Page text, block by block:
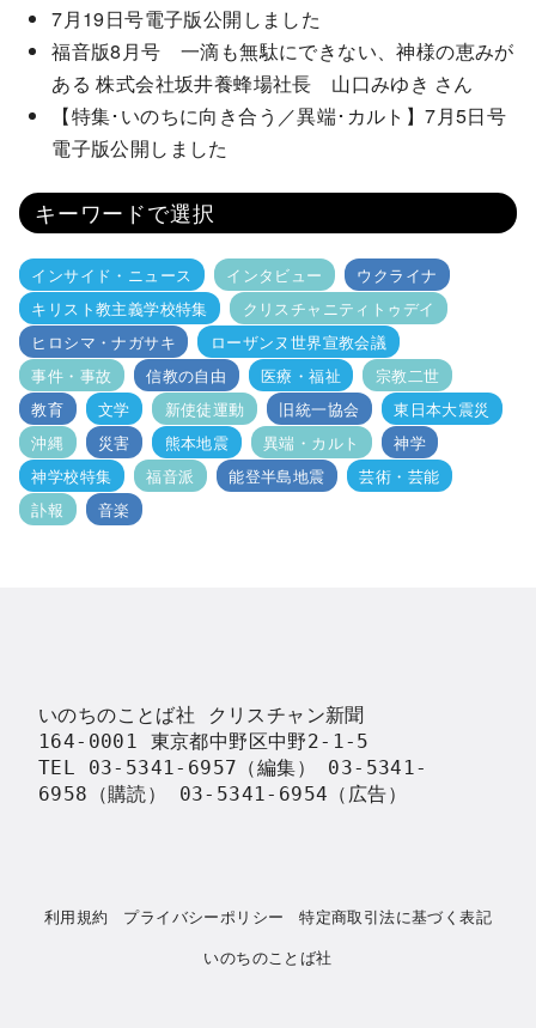
7月19日号電子版公開しました
福音版8月号 一滴も無駄にできない、神様の恵みが
ある 株式会社坂井養蜂場社長 山口みゆき さん
【特集･いのちに向き合う／異端･カルト】7月5日号
電子版公開しました
キーワードで選択
インサイド・ニュース インタビュー
ウクライナ
キリスト教主義学校特集
クリスチャニティトゥデイ
ヒロシマ・ナガサキ
ローザンヌ世界宣教会議
事件・事故
信教の自由 医療・福祉
宗教二世
教育
文学 新使徒運動 旧統一協会
東日本大震災
沖縄
災害 熊本地震 異端・カルト
神学
神学校特集
福音派 能登半島地震
芸術・芸能
訃報
音楽
いのちのことば社 クリスチャン新聞
164-0001 東京都中野区中野2-1-5
TEL 03-5341-6957（編集） 03-5341-
6958（購読） 03-5341-6954（広告）
利用規約 プライバシーポリシー
特定商取引法に基づく表記
いのちのことば社